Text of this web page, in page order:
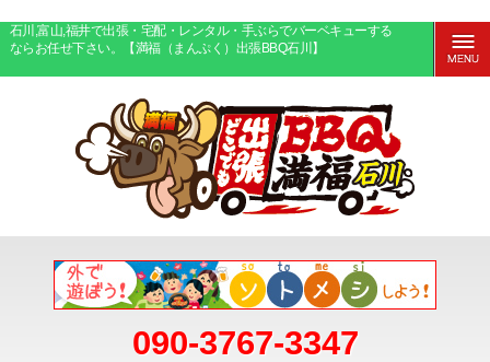
石川,富山,福井で出張・宅配・レンタル・手ぶらでバーベキューする
ならお任せ下さい。【満福（まんぷく）出張BBQ石川】
090-3767-3347